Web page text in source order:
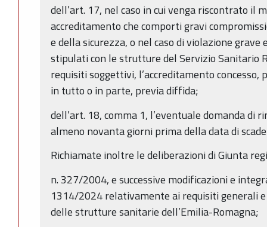
dell’art. 17, nel caso in cui venga riscontrato il
accreditamento che comporti gravi
e della sicurezza, o nel caso di violazione grave
stipulati con le strutture del Servizio Sanitario
requisiti soggettivi, l’accreditamento concesso,
in tutto o in parte, previa diffida;
dell’art. 18, comma 1, l’eventuale domanda di
almeno novanta giorni prima della data di
Richiamate inoltre le deliberazioni di Giunta
n. 327/2004, e successive modificazioni e
1314/2024 relativamente ai requisiti generali
delle strutture sanitarie dell’Emilia-Romagna;